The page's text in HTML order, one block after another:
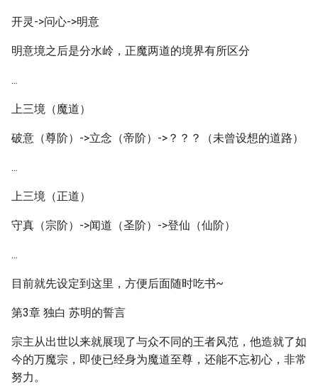
开灵->问心->明意
明意境之后是分水岭，正魔两道的境界有所区分
...
上三境（魔道）
破意（尊阶）->立念（帝阶）->？？？（未曾设想的道路）
...
上三境（正道）
守真（宗阶）->闻道（圣阶）->登仙（仙阶）
...
目前就先设定到这里，方便后面随时吃书~
第3章 独白 苏明的誓言
宗主从出世以来就展现了与众不同的王者风范，他造就了如
今的万魔宗，即使已经身为魔道至尊，还能不忘初心，非常
努力。